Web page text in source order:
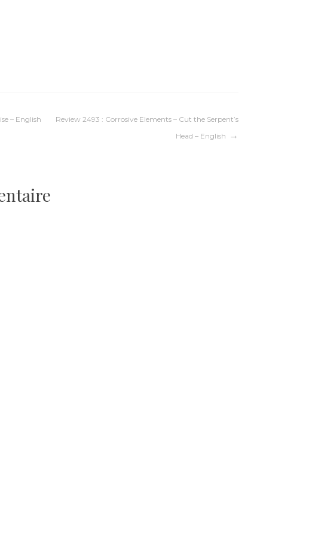
– English
Review 2493 : Corrosive Elements – Cut the Serpent’s
Head – English